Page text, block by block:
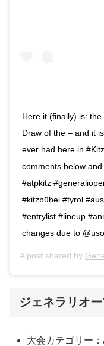
Here it (finally) is:
Draw of the – and it
ever had here in
comments below
#atpkitz
#kitzbühel #tyrol
#entrylist #lineup
changes due to
A post shared by
ジェネラリオ
大会カテゴリー